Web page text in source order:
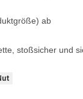
ab
stoßsicher und